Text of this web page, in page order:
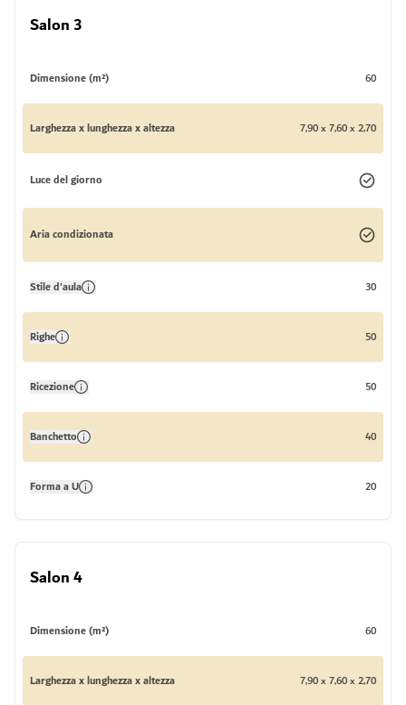
Salon 3
Dimensione (m²) 60
Larghezza x lunghezza x altezza 7,90 x 7,60 x 2,70
Luce del giorno
Aria condizionata
Stile d'aula 30
Righe 50
Ricezione 50
Banchetto 40
Forma a U 20
Salon 4
Dimensione (m²) 60
Larghezza x lunghezza x altezza 7,90 x 7,60 x 2,70